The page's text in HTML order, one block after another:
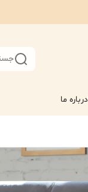
درباره ما